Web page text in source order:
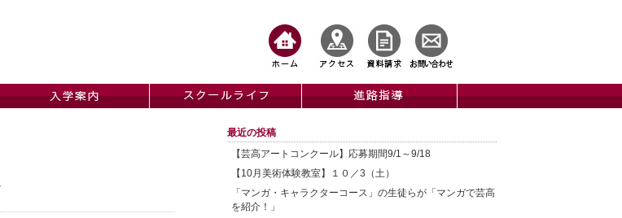
最近の投稿
【芸高アートコンクール】応募期間9/1～9/18
【10月美術体験教室】１０／3（土）
「マンガ・キャラクターコース」の生徒らが「マンガで芸高
を紹介！」